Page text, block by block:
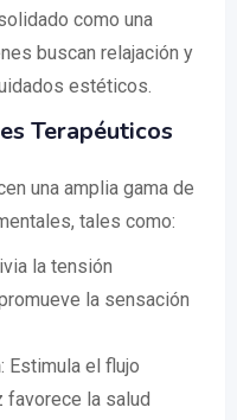
como una
buscan relajación y
estéticos.
Terapéuticos
una amplia gama de
tales como:
la tensión
la sensación
: Estimula el flujo
favorece la salud